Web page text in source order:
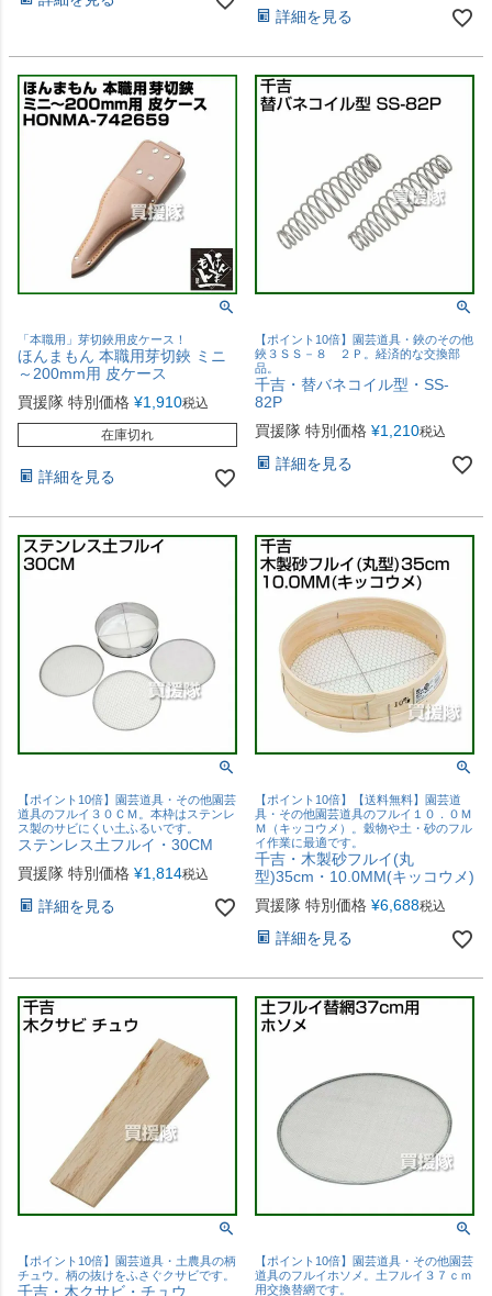
詳細を見る
「本職用」芽切鋏用皮ケース！
ほんまもん 本職用芽切鋏 ミニ
～200mm用 皮ケース
買援隊 特別価格 ¥1,910税込
在庫切れ
詳細を見る
【ポイント10倍】園芸道具・鋏のその他
鋏３ＳＳ－８ ２Ｐ。経済的な交換部
品。
千吉・替バネコイル型・SS-
82P
買援隊 特別価格 ¥1,210税込
詳細を見る
【ポイント10倍】園芸道具・その他園芸
道具のフルイ３０ＣＭ。本枠はステンレ
ス製のサビにくい土ふるいです。
ステンレス土フルイ・30CM
買援隊 特別価格 ¥1,814税込
詳細を見る
【ポイント10倍】【送料無料】園芸道
具・その他園芸道具のフルイ１０．０Ｍ
Ｍ（キッコウメ）。穀物や土・砂のフル
イ作業に最適です。
千吉・木製砂フルイ(丸
型)35cm・10.0MM(キッコウメ)
買援隊 特別価格 ¥6,688税込
詳細を見る
【ポイント10倍】園芸道具・土農具の柄
チュウ。柄の抜けをふさぐクサビです。
千吉・木クサビ・チュウ
【ポイント10倍】園芸道具・その他園芸
道具のフルイホソメ。土フルイ３７ｃｍ
用交換替網です。